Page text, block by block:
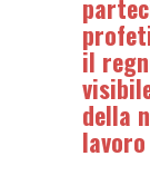
il
della